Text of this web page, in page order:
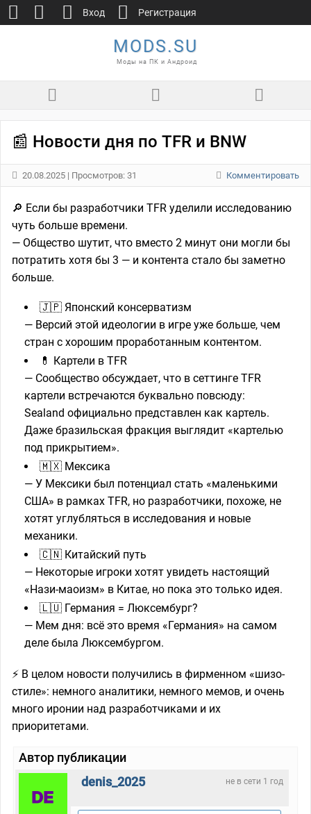
MODS.SU
Моды на ПК и Андроид
📰 Новости дня по TFR и BNW
20.08.2025 | Просмотров: 31 Комментировать
🔎 Если бы разработчики TFR уделили исследованию
чуть больше времени.
— Общество шутит, что вместо 2 минут они могли бы
потратить хотя бы 3 — и контента стало бы заметно
больше.
🇯🇵 Японский консерватизм
— Версий этой идеологии в игре уже больше, чем
стран с хорошим проработанным контентом.
💊 Картели в TFR
— Сообщество обсуждает, что в сеттинге TFR
картели встречаются буквально повсюду:
Sealand официально представлен как картель.
Даже бразильская фракция выглядит «картелью
под прикрытием».
🇲🇽 Мексика
— У Мексики был потенциал стать «маленькими
США» в рамках TFR, но разработчики, похоже, не
хотят углубляться в исследования и новые
механики.
🇨🇳 Китайский путь
— Некоторые игроки хотят увидеть настоящий
«Нази-маоизм» в Китае, но пока это только идея.
🇱🇺 Германия = Люксембург?
— Мем дня: всё это время «Германия» на самом
деле была Люксембургом.
⚡ В целом новости получились в фирменном «шизо-
стиле»: немного аналитики, немного мемов, и очень
много иронии над разработчиками и их
приоритетами.
Автор публикации
не в сети 1 год
denis_2025
Вход Регистрация